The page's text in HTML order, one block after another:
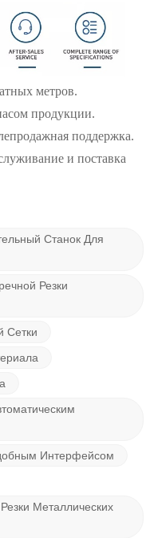
метров.
продукции.
поддержка.
и поставка
Станок Для
Резки
Сетки
Интерфейсом
Металлических